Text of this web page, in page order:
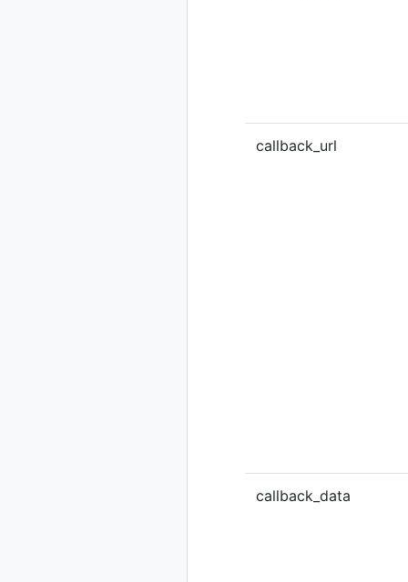
callback_url
callback_data